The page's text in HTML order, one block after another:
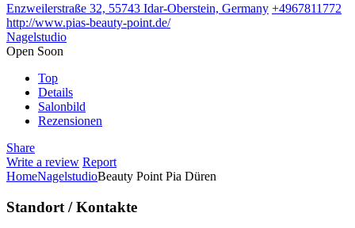
Enzweilerstraße 32, 55743 Idar-Oberstein, Germany +4967811772
http://www.pias-beauty-point.de/
Nagelstudio
Open Soon
Top
Details
Salonbild
Rezensionen
Share
Write a review Report
HomeNagelstudioBeauty Point Pia Düren
Standort / Kontakte